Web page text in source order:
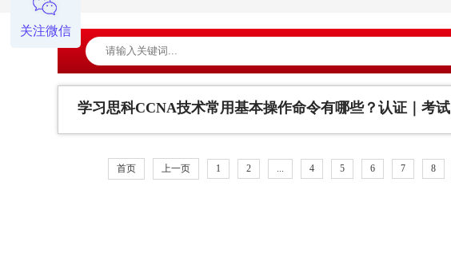
学习思科CCNA技术常用基本操作命令有哪些？认证｜考试
首页 上一页 1 2 4 5 6 7 8
关注微信